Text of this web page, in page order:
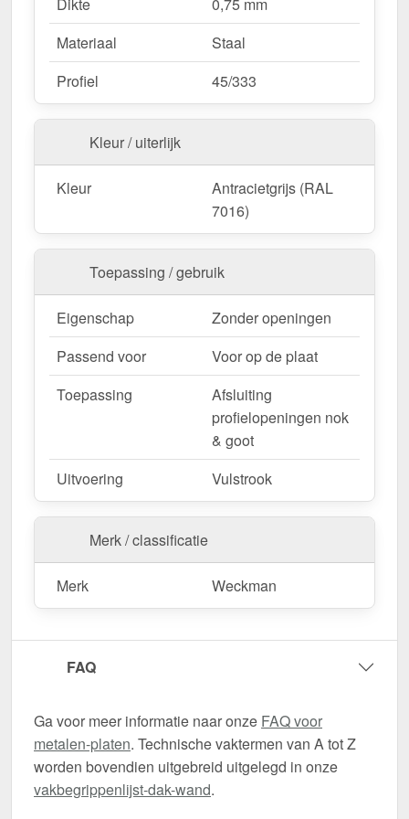
Materiaal
Staal
Profiel
45/333
Kleur / uiterlijk
Kleur
Antracietgrijs (RAL
7016)
Toepassing / gebruik
Eigenschap
Zonder openingen
Passend voor
Voor op de plaat
Toepassing
Afsluiting
profielopeningen nok
& goot
Uitvoering
Vulstrook
Merk / classificatie
Merk Weckman
FAQ
Ga voor meer informatie naar onze FAQ voor
metalen-platen. Technische vaktermen van A tot Z
worden bovendien uitgebreid uitgelegd in onze
vakbegrippenlijst-dak-wand.